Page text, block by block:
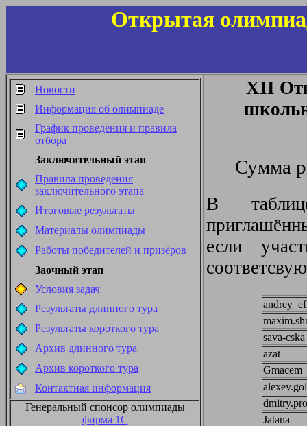
Открытая
Новости
Информация об олимпиаде
График проведения и правила
отбора
Заключительный этап
Правила проведения
заключительного этапа
Итоговые результаты
Материалы олимпиады
Работы победителей и призёров
Заочный этап
Условия задач
Результаты длинного тура
Результаты короткого тура
Архив длинного тура
Архив короткого тура
Контактная информация
Генеральный спонсор олимпиады
фирма 1С
XII
Сумма
В
если
sava-cska
azat
Gmacem
Jatana